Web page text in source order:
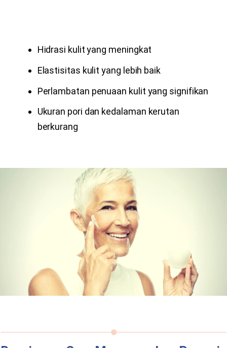
Hidrasi kulit yang meningkat
Elastisitas kulit yang lebih baik
Perlambatan penuaan kulit yang signifikan
Ukuran pori dan kedalaman kerutan
berkurang